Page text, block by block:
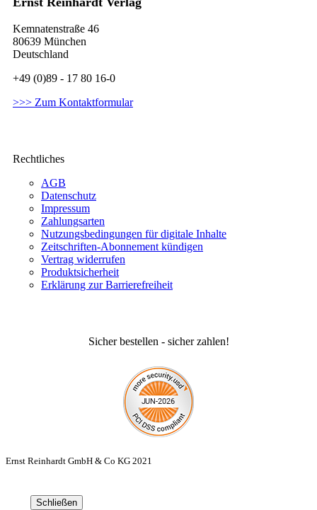
Kemnatenstraße 46
80639 München
Deutschland
+49 (0)89 - 17 80 16-0
>>> Zum Kontaktformular
Rechtliches
AGB
Datenschutz
Impressum
Zahlungsarten
Nutzungsbedingungen für digitale Inhalte
Zeitschriften-Abonnement kündigen
Vertrag widerrufen
Produktsicherheit
Erklärung zur Barrierefreiheit
Sicher bestellen - sicher zahlen!
Ernst Reinhardt GmbH & Co KG 2021
Schließen